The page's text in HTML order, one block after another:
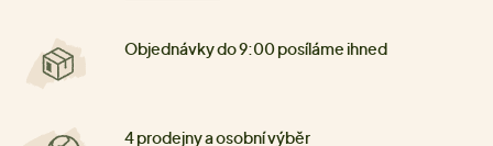
Objednávky do 9:00 posíláme ihned
4 prodejny a osobní výběr